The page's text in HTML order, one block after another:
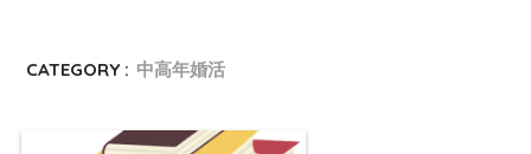
CATEGORY : 中高年婚活